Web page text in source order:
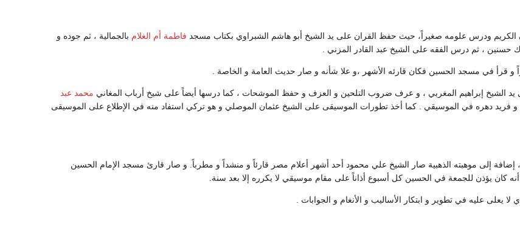
الكريم ودرس علومه صغيراً، حيث حفظ القران على يد الشيخ أبو هاشم الشبراوي بكتاب مسجد فاطمة أم الغلام بالجمالية ، ثم جوده و
حسنين ، ثم درس الفقه على الشيخ عبد القادر المزني .
و قرأ في مسجد الحسين فكان قارئه الأشهر ،و علا شأنه و صار حديث العامة و الخاصة .
يد الشيخ إبراهيم المغربي ، و عرف ضروب التلحين و العزف و حفظ الموشحات ، كما درسها أيضاً على شيخ أرباب المغاني محمد عبد
فريد دهره في الموسيقي . كما أخذ تطورات الموسيقى على الشيخ عثمان الموصلي و هو تركي استفاد منه في الإطلاع على الموسيقى
إضافة إلى موهبته الذهبية صار الشيخ علي محمود أحد أشهر أعلام مصر قارئاً و منشداً و مطرباً. و صار قارئ مسجد الإمام الحسين
كان يؤذن للجمعة في الحسين كل أسبوع أذاناً على مقام موسيقي لا يكرره إلا بعد سنة.
يعلى عليه في تطوير و ابتكار الأساليب و الأنغام و الجوابات .